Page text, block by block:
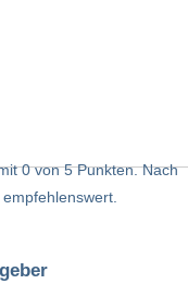
0 von 5 Punkten. Nach